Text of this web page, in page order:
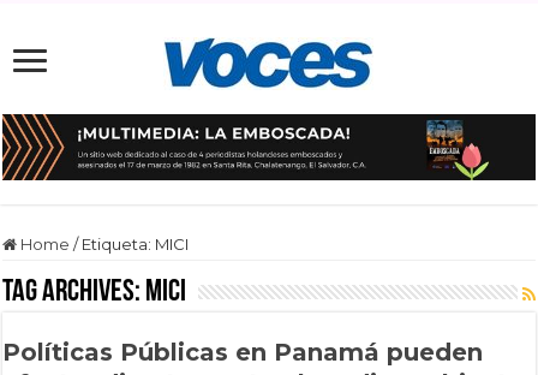
Home / Etiqueta: MICI
Tag Archives: MICI
Políticas Públicas en Panamá pueden